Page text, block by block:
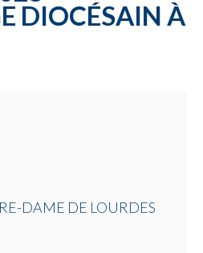
DIOCÉSAIN À
DAME DE LOURDES